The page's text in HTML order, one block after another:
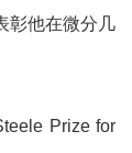
彰他在微分几
Prize for